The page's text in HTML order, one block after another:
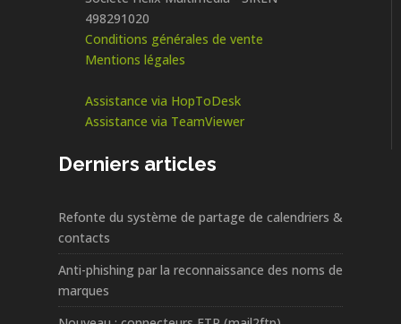
498291020
Conditions générales de vente
Mentions légales
Assistance via HopToDesk
Assistance via TeamViewer
Derniers articles
Refonte du système de partage de calendriers &
contacts
Anti-phishing par la reconnaissance des noms de
marques